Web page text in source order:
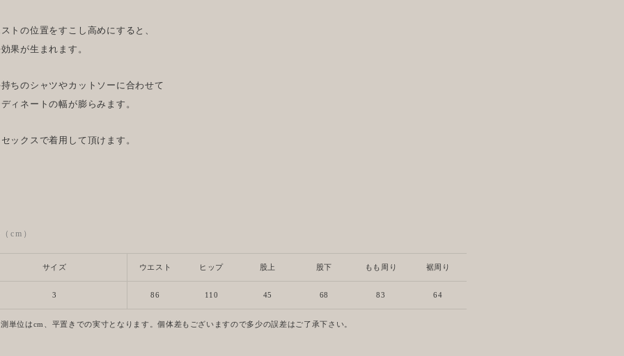
トの位置をすこし高めにすると、
果が生まれます。
ちのシャツやカットソーに合わせて
ィネートの幅が膨らみます。
ックスで着用して頂けます。
cm）
サイズ ウエスト ヒップ 股上 股下 もも周り 裾周り
3 86 110 45 68 83 64
単位はcm、平置きでの実寸となります。個体差もございますので多少の誤差はご了承下さい。